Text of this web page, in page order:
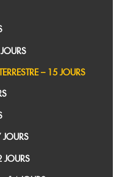
– 15 JOURS